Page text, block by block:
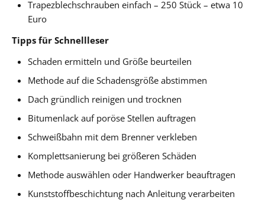
Trapezblechschrauben einfach – 250 Stück – etwa 10
Euro
Tipps für Schnellleser
Schaden ermitteln und Größe beurteilen
Methode auf die Schadensgröße abstimmen
Dach gründlich reinigen und trocknen
Bitumenlack auf poröse Stellen auftragen
Schweißbahn mit dem Brenner verkleben
Komplettsanierung bei größeren Schäden
Methode auswählen oder Handwerker beauftragen
Kunststoffbeschichtung nach Anleitung verarbeiten